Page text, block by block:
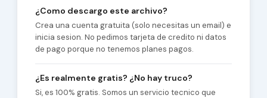
¿Como descargo este archivo?
Crea una cuenta gratuita (solo necesitas un email) e
inicia sesion. No pedimos tarjeta de credito ni datos
de pago porque no tenemos planes pagos.
¿Es realmente gratis? ¿No hay truco?
Si, es 100% gratis. Somos un servicio tecnico que